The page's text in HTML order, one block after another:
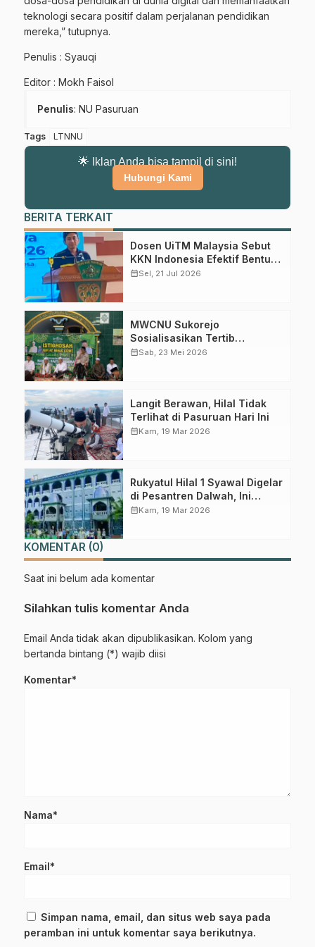
Gabung Channel WhatsApp NU
Pasuruan
Dapatkan info kegiatan, kajian, dan berita terbaru langsung dari
sumber resmi NU Pasuruan.
teknologi secara positif dalam perjalanan pendidikan
mereka,” tutupnya.
Penulis : Syauqi
Editor : Mokh Faisol
Penulis: NU Pasuruan
Tags LTNNU
🌟 Iklan Anda bisa tampil di sini!
Hubungi Kami
BERITA TERKAIT
Dosen UiTM Malaysia Sebut
KKN Indonesia Efektif Bentuk
Karakter Mahasiswa
calendar_monthSel, 21 Jul 2026
MWCNU Sukorejo
Sosialisasikan Tertib
Administrasi dalam Istighotsah
calendar_monthSab, 23 Mei 2026
Langit Berawan, Hilal Tidak
Terlihat di Pasuruan Hari Ini
calendar_monthKam, 19 Mar 2026
Rukyatul Hilal 1 Syawal Digelar
di Pesantren Dalwah, Ini
Prediksi LFNU Pasuruan
calendar_monthKam, 19 Mar 2026
KOMENTAR (0)
Saat ini belum ada komentar
Silahkan tulis komentar Anda
Email Anda tidak akan dipublikasikan. Kolom yang
bertanda bintang (*) wajib diisi
Komentar*
Nama*
Email*
Simpan nama, email, dan situs web saya pada
peramban ini untuk komentar saya berikutnya.